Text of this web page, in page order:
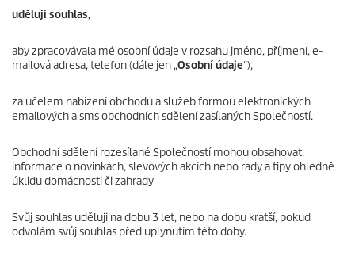
uděluji souhlas,
aby zpracovávala mé osobní údaje v rozsahu jméno, příjmení, e-
mailová adresa, telefon (dále jen „Osobní údaje“),
za účelem nabízení obchodu a služeb formou elektronických
emailových a sms obchodních sdělení zasílaných Společností.
Obchodní sdělení rozesílané Společností mohou obsahovat:
informace o novinkách, slevových akcích nebo rady a tipy ohledně
úklidu domácnosti či zahrady
Svůj souhlas uděluji na dobu 3 let, nebo na dobu kratší, pokud
odvolám svůj souhlas před uplynutím této doby.